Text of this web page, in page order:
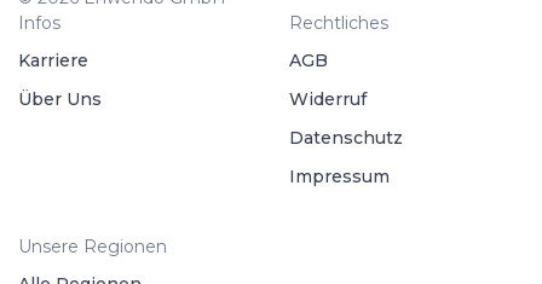
Infos
Karriere
Über Uns
Rechtliches
AGB
Widerruf
Datenschutz
Impressum
Unsere Regionen